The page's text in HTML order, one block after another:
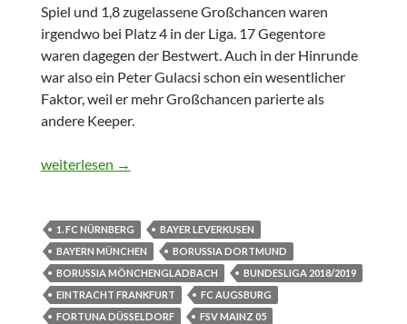
Spiel und 1,8 zugelassene Großchancen waren
irgendwo bei Platz 4 in der Liga. 17 Gegentore
waren dagegen der Bestwert. Auch in der Hinrunde
war also ein Peter Gulacsi schon ein wesentlicher
Faktor, weil er mehr Großchancen parierte als
andere Keeper.
Noch mal verbesserte Statik
weiterlesen →
1. FC NÜRNBERG
BAYER LEVERKUSEN
BAYERN MÜNCHEN
BORUSSIA DORTMUND
BORUSSIA MÖNCHENGLADBACH
BUNDESLIGA 2018/2019
EINTRACHT FRANKFURT
FC AUGSBURG
FORTUNA DÜSSELDORF
FSV MAINZ 05